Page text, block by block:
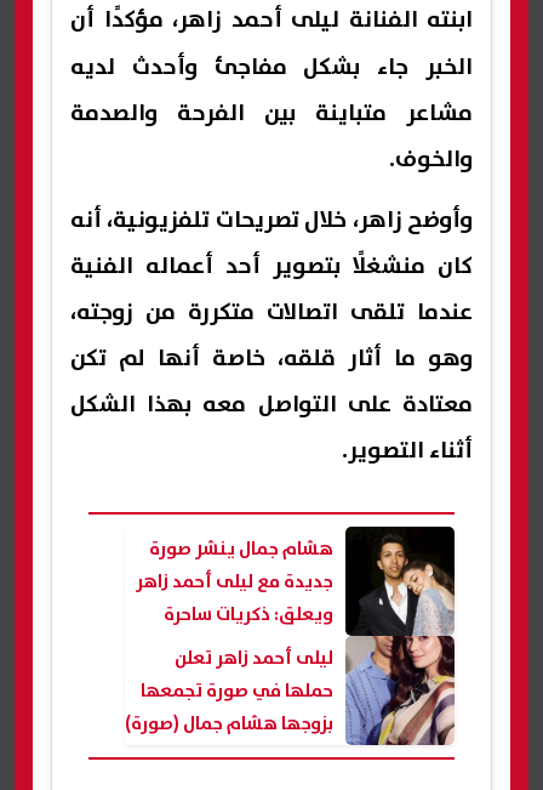
ابنته الفنانة ليلى أحمد زاهر، مؤكدًا أن
الخبر جاء بشكل مفاجئ وأحدث لديه
مشاعر متباينة بين الفرحة والصدمة
والخوف.
وأوضح زاهر، خلال تصريحات تلفزيونية، أنه
كان منشغلًا بتصوير أحد أعماله الفنية
عندما تلقى اتصالات متكررة من زوجته،
وهو ما أثار قلقه، خاصة أنها لم تكن
معتادة على التواصل معه بهذا الشكل
أثناء التصوير.
هشام جمال ينشر صورة
جديدة مع ليلى أحمد زاهر
ويعلق: ذكريات ساحرة
ليلى أحمد زاهر تعلن
حملها في صورة تجمعها
بزوجها هشام جمال (صورة)